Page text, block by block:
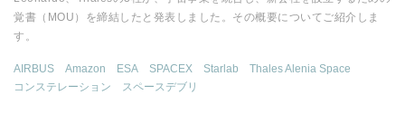
覚書（MOU）を締結したと発表しました。その概要についてご紹介しま
す。
AIRBUS Amazon ESA SPACEX Starlab
Thales Alenia Space
コンステレーション
スペースデブリ